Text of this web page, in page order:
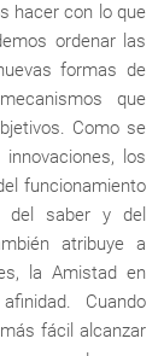
hacer con lo que
ordenar las
formas de
que
Como se
los
funcionamiento
saber y del
atribuye a
la Amistad en
Cuando
fácil alcanzar